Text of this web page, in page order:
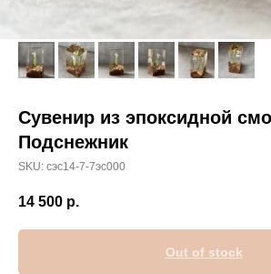
Сувенир из эпоксидной
Подснежник
SKU: сэс14-7-7эс000
14 500 р.
Out of stock